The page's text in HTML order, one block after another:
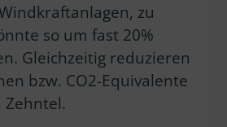
zu
so um fast 20%
Gleichzeitig reduzieren
bzw. CO2-Equivalente
Zehntel.